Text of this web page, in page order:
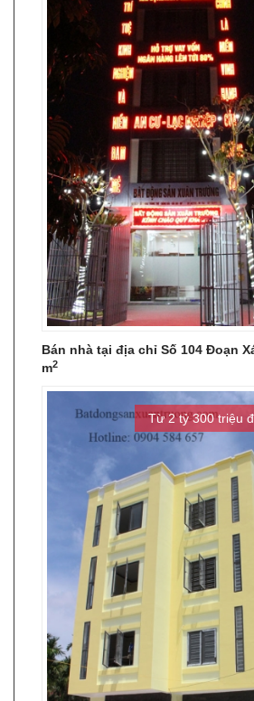
Bán nhà tại địa chỉ Số 104 Đoạn
m2
Từ 2 tỷ 300 triệu